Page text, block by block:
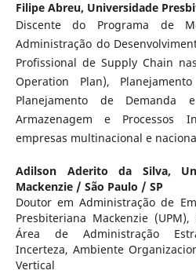
Filipe Abreu, Universidade
Discente do Programa de
Administração do
Profissional de Supply Chain
Operation Plan),
Planejamento de Demanda
Armazenagem e Processos
empresas multinacional e
Adilson Aderito da Silva,
Mackenzie / São Paulo / SP
Doutor em Administração de
Presbiteriana Mackenzie
Área de Administração
Incerteza, Ambiente
Vertical